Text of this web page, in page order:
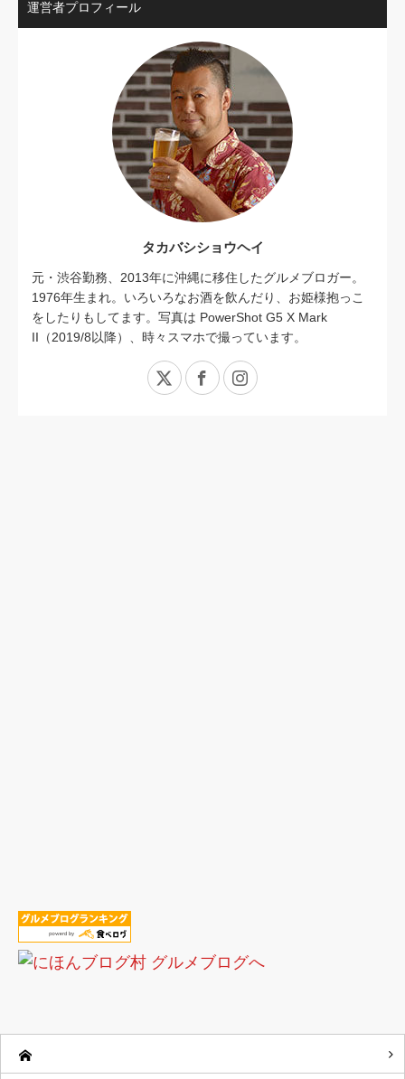
運営者プロフィール
タカバシショウヘイ
元・渋谷勤務、2013年に沖縄に移住したグルメブロガー。
1976年生まれ。いろいろなお酒を飲んだり、お姫様抱っこ
をしたりもしてます。写真は PowerShot G5 X Mark
II（2019/8以降）、時々スマホで撮っています。
X FacebookInstagram